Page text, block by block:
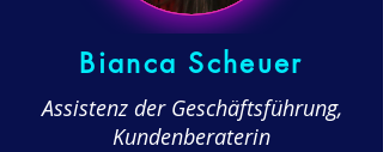
Bianca Scheuer
Assistenz der Geschäftsführung,
Kundenberaterin